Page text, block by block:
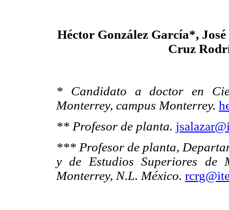
Héctor González García*,
Cruz
* Candidato a doctor en
Monterrey, campus Monterrey.
** Profesor de planta.
*** Profesor de planta,
y de Estudios Superiores de
Monterrey, N.L. México.